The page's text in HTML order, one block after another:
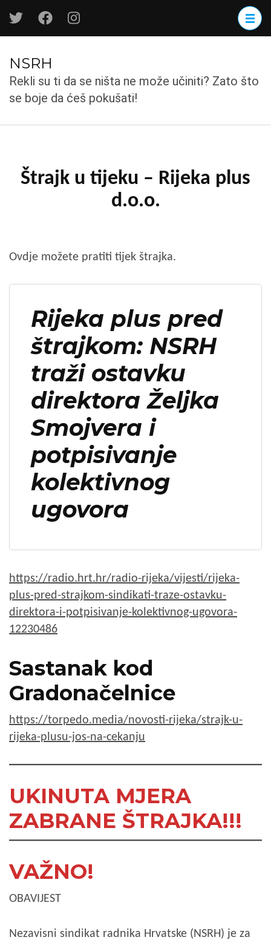
to
(Press
Enter)
NSRH
Rekli su ti da se ništa ne može učiniti? Zato što
se boje da ćeš pokušati!
Štrajk u tijeku – Rijeka plus
d.o.o.
Ovdje možete pratiti tijek štrajka.
Rijeka plus pred
štrajkom: NSRH
traži ostavku
direktora Željka
Smojvera i
potpisivanje
kolektivnog
ugovora
https://radio.hrt.hr/radio-rijeka/vijesti/rijeka-
plus-pred-strajkom-sindikati-traze-ostavku-
direktora-i-potpisivanje-kolektivnog-ugovora-
12230486
Sastanak kod
Gradonačelnice
https://torpedo.media/novosti-rijeka/strajk-u-
rijeka-plusu-jos-na-cekanju
UKINUTA MJERA
ZABRANE ŠTRAJKA!!!
VAŽNO!
OBAVIJEST
Nezavisni sindikat radnika Hrvatske (NSRH) je za